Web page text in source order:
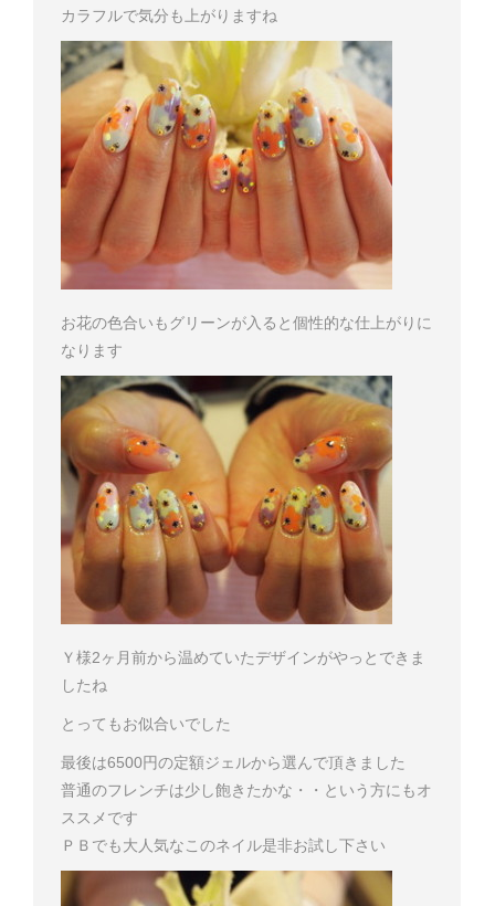
カラフルで気分も上がりますね
お花の色合いもグリーンが入ると個性的な仕上がりに
なります
Ｙ様2ヶ月前から温めていたデザインがやっとできま
したね
とってもお似合いでした
最後は6500円の定額ジェルから選んで頂きました
普通のフレンチは少し飽きたかな・・という方にもオ
ススメです
ＰＢ でも大人気なこのネイル是非お試し下さい